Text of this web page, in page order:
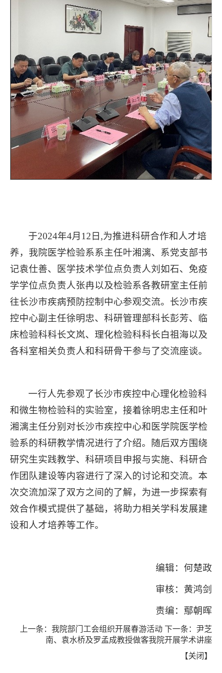
于2024年4月12日,为推进科研合作和人才培
养，我院医学检验系系主任叶湘漓、系党支部书
记袁仕善、医学技术学位点负责人刘如石、免疫
学学位点负责人张冉以及检验系各教研室主任前
往长沙市疾病预防控制中心参观交流。长沙市疾
控中心副主任徐明忠、科研管理部科长彭芳、临
床检验科科长文岚、理化检验科科长白祖海以及
各科室相关负责人和科研骨干参与了交流座谈。
一行人先参观了长沙市疾控中心理化检验科
和微生物检验科的实验室，接着徐明忠主任和叶
湘漓主任分别对长沙市疾控中心和医学院医学检
验系的科研教学情况进行了介绍。随后双方围绕
研究生实践教学、科研项目申报与实施、科研合
作团队建设等内容进行了深入的讨论和交流。本
次交流加深了双方之间的了解，为进一步探索有
效合作模式提供了基础，将助力相关学科发展建
设和人才培养等工作。
编辑：何楚政
审核：黄鸿剑
责编：鄢朝晖
上一条： 我院部门工会组织开展春游活动 下一条： 尹芝
南、袁水桥及罗孟成教授做客我院开展学术讲座
【关闭 】